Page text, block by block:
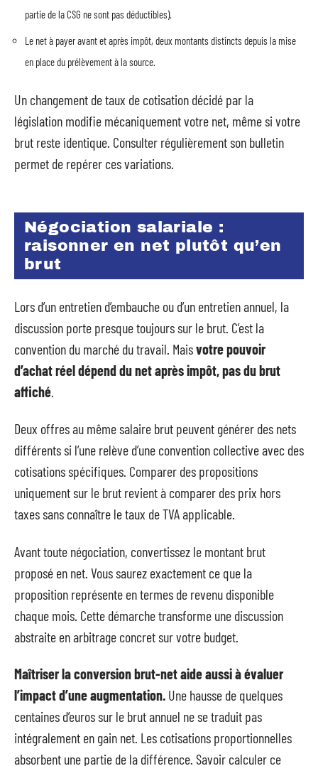
partie de la CSG ne sont pas déductibles).
Le net à payer avant et après impôt, deux montants distincts depuis la mise
en place du prélèvement à la source.
Un changement de taux de cotisation décidé par la
législation modifie mécaniquement votre net, même si votre
brut reste identique. Consulter régulièrement son bulletin
permet de repérer ces variations.
Négociation salariale :
raisonner en net plutôt qu’en
brut
Lors d’un entretien d’embauche ou d’un entretien annuel, la
discussion porte presque toujours sur le brut. C’est la
convention du marché du travail. Maisvotre pouvoir
d’achat réel dépend du net après impôt, pas du brut
affiché
Deux offres au même salaire brut peuvent générer des nets
différents si l’une relève d’une convention collective avec des
cotisations spécifiques. Comparer des propositions
uniquement sur le brut revient à comparer des prix hors
taxes sans connaître le taux de TVA applicable.
Avant toute négociation, convertissez le montant brut
proposé en net. Vous saurez exactement ce que la
proposition représente en termes de revenu disponible
chaque mois. Cette démarche transforme une discussion
abstraite en arbitrage concret sur votre budget.
Maîtriser la conversion brut-net aide aussi à évaluer
l’impact d’une augmentation. Une hausse de quelques
centaines d’euros sur le brut annuel ne se traduit pas
intégralement en gain net. Les cotisations proportionnelles
absorbent une partie de la différence. Savoir calculer ce